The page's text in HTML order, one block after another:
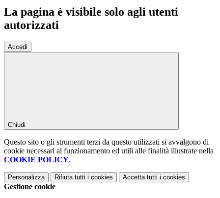
La pagina è visibile solo agli utenti
autorizzati
Accedi
Chiudi
Questo sito o gli strumenti terzi da questo utilizzati si avvalgono di
cookie necessari al funzionamento ed utili alle finalità illustrate nella
COOKIE POLICY.
Personalizza Rifiuta tutti i cookies Accetta tutti i cookies
Gestione cookie